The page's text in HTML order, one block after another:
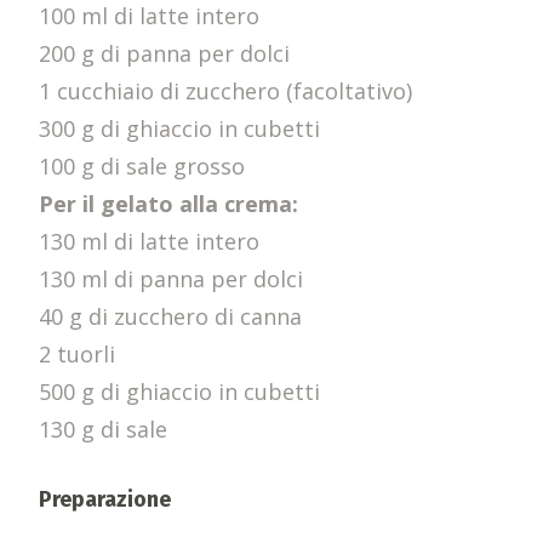
100 ml di latte intero
200 g di panna per dolci
1 cucchiaio di zucchero (facoltativo)
300 g di ghiaccio in cubetti
100 g di sale grosso
Per il gelato alla crema:
130 ml di latte intero
130 ml di panna per dolci
40 g di zucchero di canna
2 tuorli
500 g di ghiaccio in cubetti
130 g di sale
Preparazione